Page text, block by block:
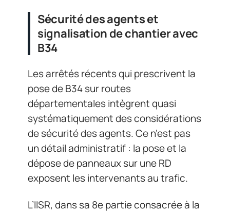
Sécurité des agents et
signalisation de chantier avec
B34
Les arrêtés récents qui prescrivent la
pose de B34 sur routes
départementales intègrent quasi
systématiquement des considérations
de sécurité des agents. Ce n’est pas
un détail administratif : la pose et la
dépose de panneaux sur une RD
exposent les intervenants au trafic.
L’IISR, dans sa 8e partie consacrée à la